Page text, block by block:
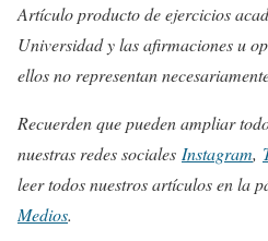
Artículo producto de ejercicios
Universidad y las afirmaciones u
ellos no representan
Recuerden que pueden ampliar
nuestras redes sociales Instagram,
leer todos nuestros artículos en la
Medios.